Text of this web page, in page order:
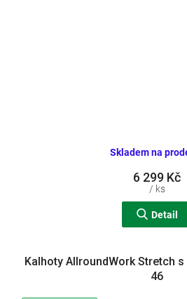
Skladem na
6 299 Kč
/ ks
Detail
Kalhoty AllroundWork Stretch
46